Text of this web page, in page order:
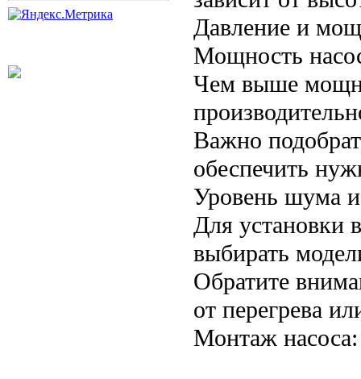
Давление и
Мощность
Чем выше
Важно
обеспечить
Уровень шума
Для установки
выбирать
Обратите
от перегрева
Монтаж